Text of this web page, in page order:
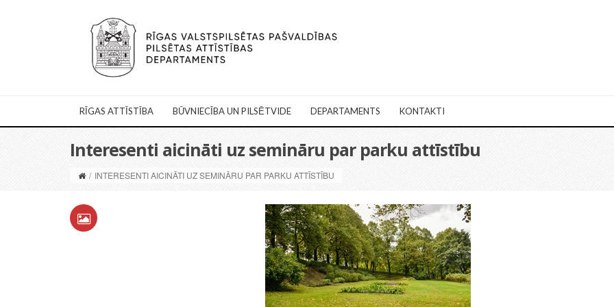
RĪGAS ATTĪSTĪBA BŪVNIECĪBA UN PILSĒTVIDE DEPARTAMENTS KONTAKTI
Interesenti aicināti uz semināru par parku attīstību
/ INTERESENTI AICINĀTI UZ SEMINĀRU PAR PARKU ATTĪSTĪBU